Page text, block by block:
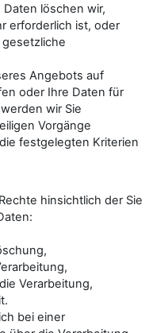
löschen wir,
erforderlich ist, oder
Angebots auf
oder Ihre Daten für
wir Sie
Vorgänge
festgelegten Kriterien
hinsichtlich der Sie
Verarbeitung,
bei einer